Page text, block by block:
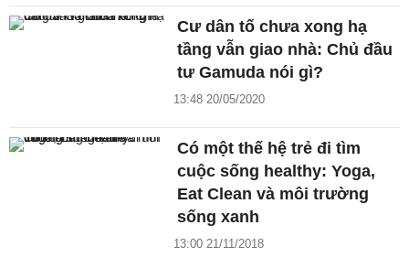
Cư dân tố chưa xong hạ
tầng vẫn giao nhà: Chủ đầu
tư Gamuda nói gì?
13:48 20/05/2020
Có một thế hệ trẻ đi tìm
cuộc sống healthy: Yoga,
Eat Clean và môi trường
sống xanh
13:00 21/11/2018